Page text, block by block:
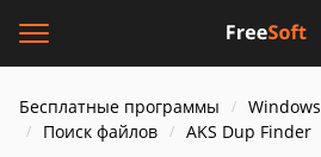
Бесплатные программы Windows
Поиск файлов
AKS Dup Finder